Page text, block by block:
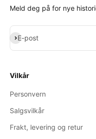
Meld deg på for nye
E-post
Abonner
Vilkår
Personvern
Salgsvilkår
Frakt, levering og retur